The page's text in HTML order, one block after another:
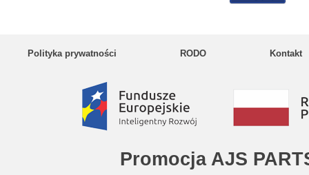
Polityka prywatności RODO Kontakt
Promocja AJS